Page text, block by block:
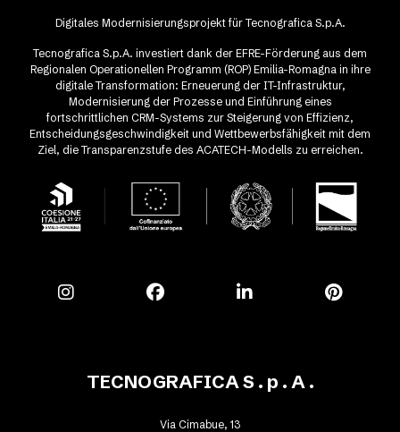
Digitales Modernisierungsprojekt für Tecnografica S.p.A.
Tecnografica S.p.A. investiert dank der EFRE-Förderung aus dem
Regionalen Operationellen Programm (ROP) Emilia-Romagna in ihre
digitale Transformation: Erneuerung der IT-Infrastruktur,
Modernisierung der Prozesse und Einführung eines
fortschrittlichen CRM-Systems zur Steigerung von Effizienz,
Entscheidungsgeschwindigkeit und Wettbewerbsfähigkeit mit dem
Ziel, die Transparenzstufe des ACATECH-Modells zu erreichen.
TECNOGRAFICA S . p . A .
Via Cimabue, 13